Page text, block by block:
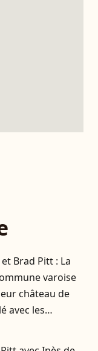
Brad Pitt : La
varoise
château de
avec les